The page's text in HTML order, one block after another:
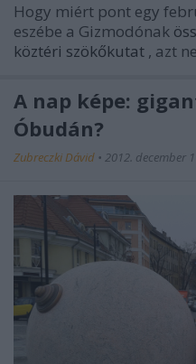
Hogy miért pont egy
eszébe a Gizmodónak
köztéri szökőkutat , azt
A nap képe:
Óbudán?
Zubreczki Dávid • 2012. december